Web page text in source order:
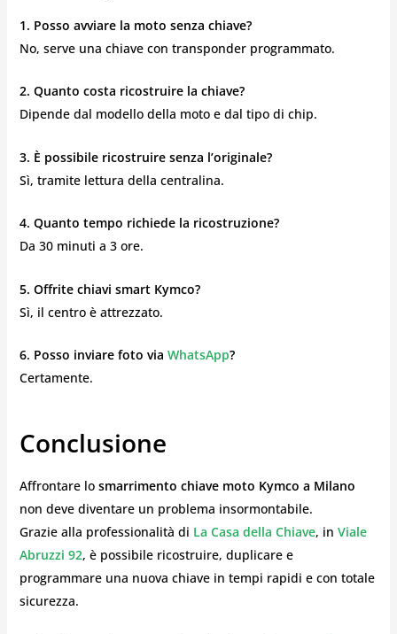
1. Posso avviare la moto senza chiave?
No, serve una chiave con transponder programmato.
2. Quanto costa ricostruire la chiave?
Dipende dal modello della moto e dal tipo di chip.
3. È possibile ricostruire senza l’originale?
Sì, tramite lettura della centralina.
4. Quanto tempo richiede la ricostruzione?
Da 30 minuti a 3 ore.
5. Offrite chiavi smart Kymco?
Sì, il centro è attrezzato.
6. Posso inviare foto via WhatsApp?
Certamente.
Conclusione
Affrontare lo smarrimento chiave moto Kymco a Milano
non deve diventare un problema insormontabile.
Grazie alla professionalità di La Casa della Chiave, in Viale
Abruzzi 92, è possibile ricostruire, duplicare e
programmare una nuova chiave in tempi rapidi e con totale
sicurezza.